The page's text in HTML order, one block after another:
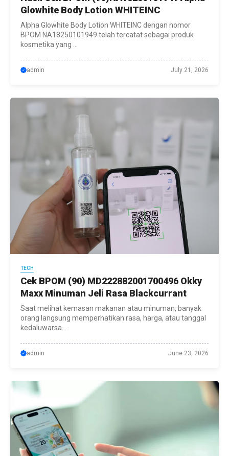
Glowhite Body Lotion WHITEINC
Alpha Glowhite Body Lotion WHITEINC dengan nomor
BPOM NA18250101949 telah tercatat sebagai produk
kosmetika yang ...
admin July 21, 2026
TECH
Cek BPOM (90) MD222882001700496 Okky
Maxx Minuman Jeli Rasa Blackcurrant
Saat melihat kemasan makanan atau minuman, banyak
orang langsung memperhatikan rasa, harga, atau tanggal
kedaluwarsa. ...
admin June 23, 2026